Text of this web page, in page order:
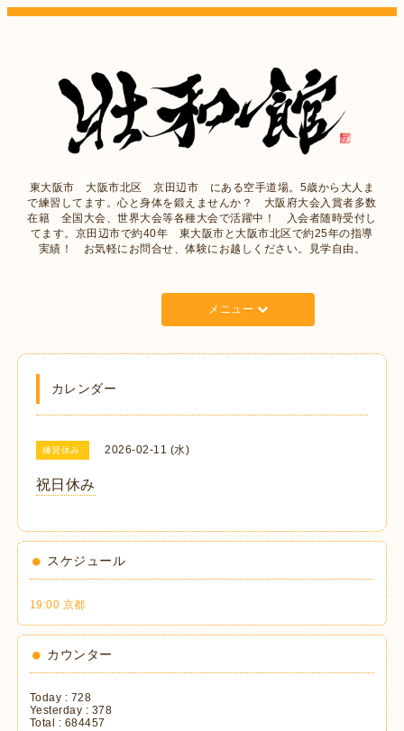
東大阪市 大阪市北区 京田辺市 にある空手道場。5歳から大人ま
で練習してます。心と身体を鍛えませんか？ 大阪府大会入賞者多数
在籍 全国大会、世界大会等各種大会で活躍中！ 入会者随時受付し
てます。京田辺市で約40年 東大阪市と大阪市北区で約25年の指導
実績！ お気軽にお問合せ、体験にお越しください。見学自由。
メニュー
カレンダー
練習休み 2026-02-11 (水)
祝日休み
スケジュール
19:00 京都
カウンター
Today : 728
Yesterday : 378
Total : 684457